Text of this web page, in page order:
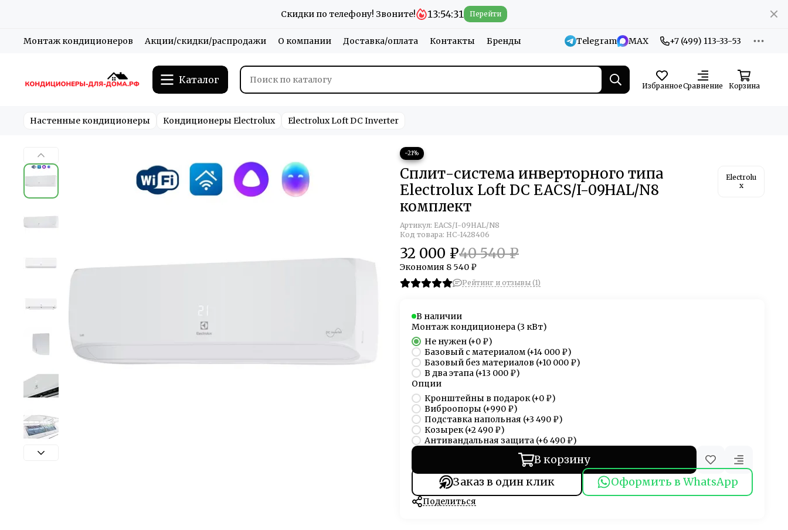
Скидки по телефону! Звоните! 13:54:30 Перейти
Монтаж кондиционеров Акции/скидки/распродажи О компании Доставка/оплата Контакты Бренды Telegram MAX +7 (499) 113-33-53
Каталог
ИзбранноеСравнение Корзина
Настенные кондиционеры Кондиционеры Electrolux Electrolux Loft DC Inverter
−21%
Сплит-система инверторного типа
Electrolux Loft DC EACS/I-09HAL/N8
комплект
Артикул: EACS/I-09HAL/N8
Код товара: НС-1428406
32 000 ₽40 540 ₽
Экономия 8 540 ₽
Electrolu
x
Рейтинг и отзывы (1)
В наличии
Монтаж кондиционера (3 кВт)
Не нужен (+0 ₽)
Базовый с материалом (+14 000 ₽)
Базовый без материалов (+10 000 ₽)
В два этапа (+13 000 ₽)
Опции
Кронштейны в подарок (+0 ₽)
Виброопоры (+990 ₽)
Подставка напольная (+3 490 ₽)
Козырек (+2 490 ₽)
Антивандальная защита (+6 490 ₽)
В корзину
Заказ в один клик
Оформить в WhatsApp
Поделиться